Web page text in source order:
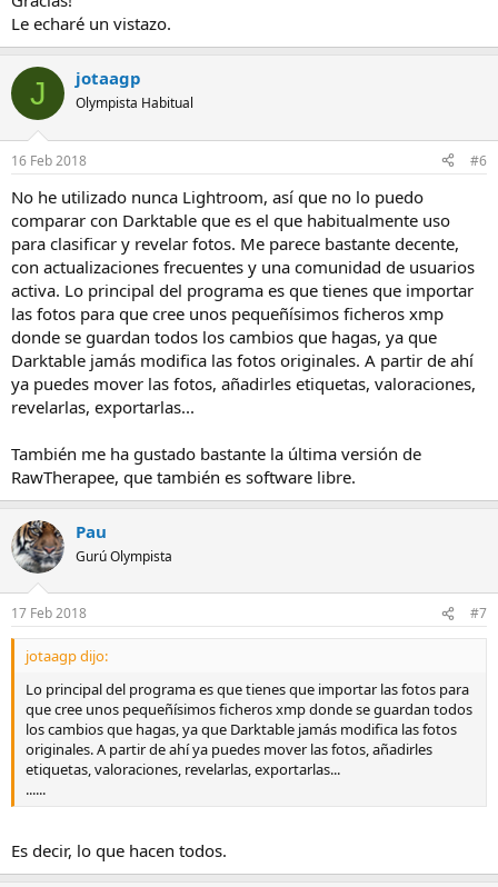
Le echaré un vistazo.
J jotaagp
Olympista Habitual
16 Feb 2018 #6
No he utilizado nunca Lightroom, así que no lo puedo
comparar con Darktable que es el que habitualmente uso
para clasificar y revelar fotos. Me parece bastante decente,
con actualizaciones frecuentes y una comunidad de usuarios
activa. Lo principal del programa es que tienes que importar
las fotos para que cree unos pequeñísimos ficheros xmp
donde se guardan todos los cambios que hagas, ya que
Darktable jamás modifica las fotos originales. A partir de ahí
ya puedes mover las fotos, añadirles etiquetas, valoraciones,
revelarlas, exportarlas...
También me ha gustado bastante la última versión de
RawTherapee, que también es software libre.
Pau
Gurú Olympista
17 Feb 2018 #7
jotaagp dijo:
Lo principal del programa es que tienes que importar las fotos para
que cree unos pequeñísimos ficheros xmp donde se guardan todos
los cambios que hagas, ya que Darktable jamás modifica las fotos
originales. A partir de ahí ya puedes mover las fotos, añadirles
etiquetas, valoraciones, revelarlas, exportarlas...
......
Es decir, lo que hacen todos.